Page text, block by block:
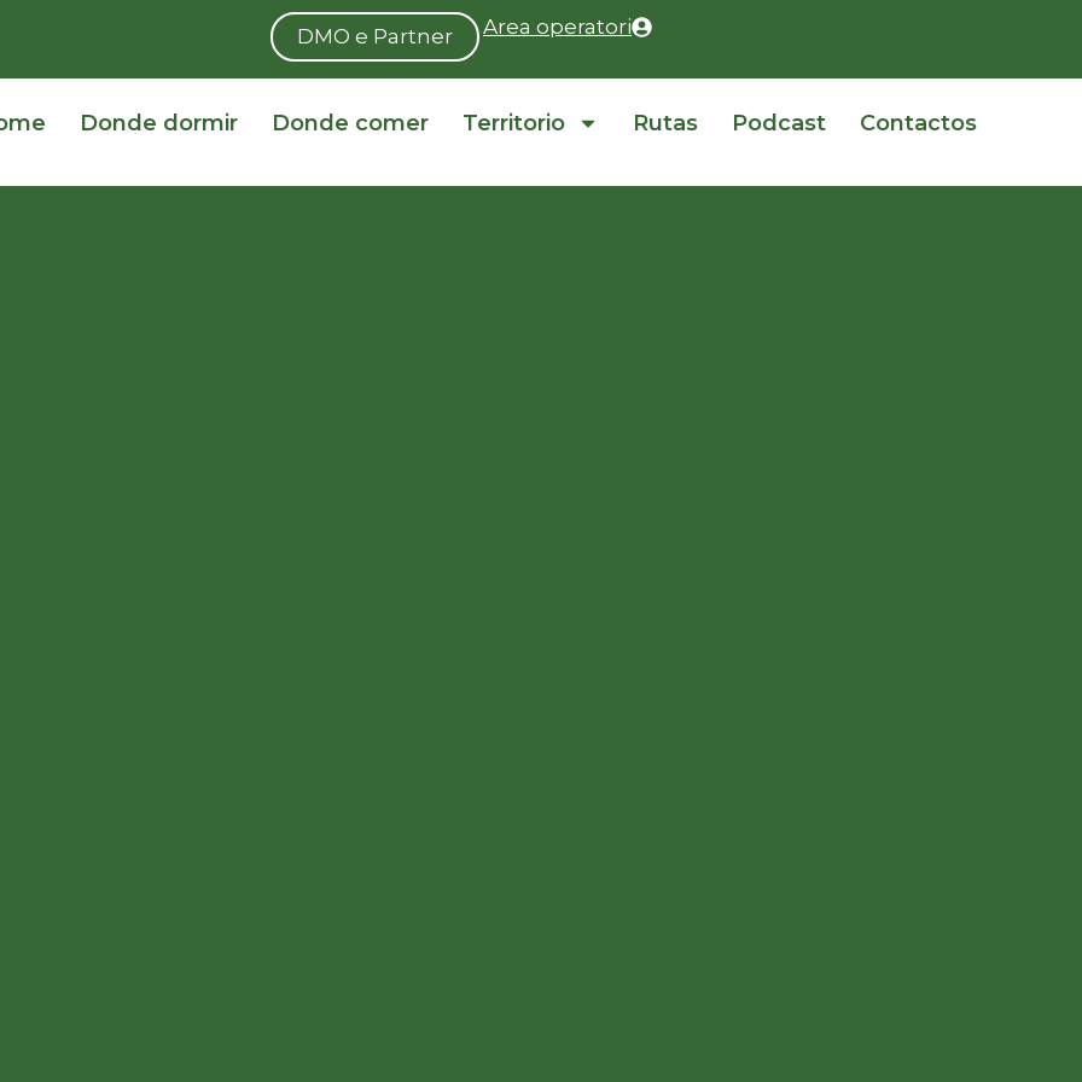
DMO e Partner Area operatori
Donde dormir Donde comer Territorio Rutas Podcast Contactos